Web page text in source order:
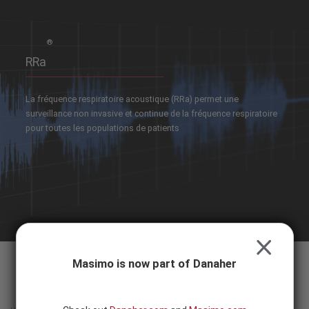
RRa
®
La fréquence respiratoire acoustique (RRa) permet une
surveillance non invasive et continue de la fréquence respiratoire
pour toutes les populations de patients
Masimo is now part of Danaher
CLOSE